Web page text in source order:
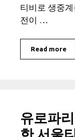
티비로 생중
전이 …
Read more
유로파
한 서울